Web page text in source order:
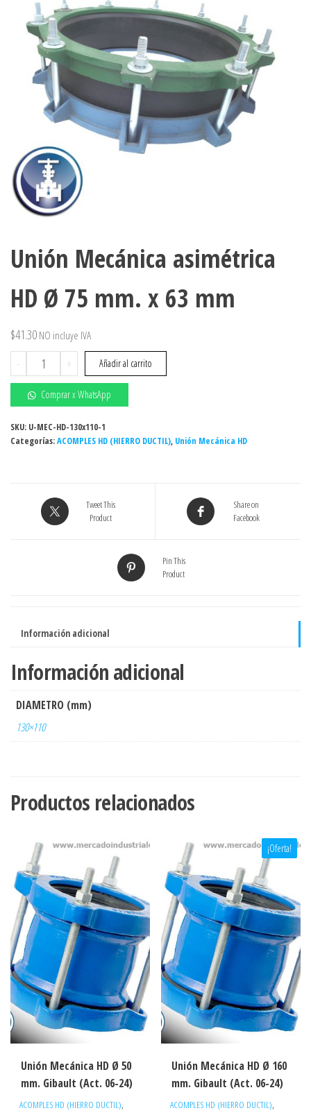
Unión Mecánica asimétrica
HD Ø 75 mm. x 63 mm
$41.30 NO incluye IVA
-
Unión
Mecánica
asimétrica
HD
Ø
75
mm
cantidad
+ Añadir al carrito
Comprar x WhatsApp
SKU: U-MEC-HD-130x110-1
Categorías:ACOMPLES HD (HIERRO DUCTIL), Unión Mecánica HD
Tweet This
Product
Share on
Facebook
Pin This
Product
Información adicional
Información adicional
DIAMETRO (mm)
130×110
Productos relacionados
Unión Mecánica HD Ø 50
mm. Gibault (Act. 06-24)
ACOMPLES HD (HIERRO DUCTIL),
¡Oferta!
Unión Mecánica HD Ø 160
mm. Gibault (Act. 06-24)
ACOMPLES HD (HIERRO DUCTIL),